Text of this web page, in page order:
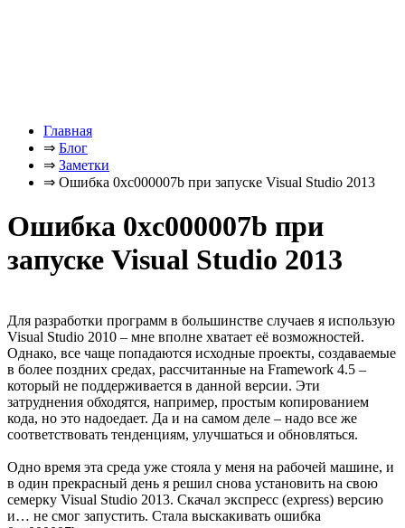
Главная
⇒ Блог
⇒ Заметки
⇒ Ошибка 0xc000007b при запуске Visual Studio 2013
Ошибка 0xc000007b при
запуске Visual Studio 2013
Для разработки программ в большинстве случаев я использую
Visual Studio 2010 – мне вполне хватает её возможностей.
Однако, все чаще попадаются исходные проекты, создаваемые
в более поздних средах, рассчитанные на Framework 4.5 –
который не поддерживается в данной версии. Эти
затруднения обходятся, например, простым копированием
кода, но это надоедает. Да и на самом деле – надо все же
соответствовать тенденциям, улучшаться и обновляться.
Одно время эта среда уже стояла у меня на рабочей машине, и
в один прекрасный день я решил снова установить на свою
семерку Visual Studio 2013. Скачал экспресс (express) версию
и… не смог запустить. Стала выскакивать ошибка